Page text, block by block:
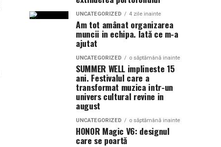
UNCATEGORIZED 4 zile inainte
Am tot amânat organizarea
muncii in echipa. Iată ce m-a
ajutat
UNCATEGORIZED o săptămână inainte
SUMMER WELL implineste 15
ani. Festivalul care a
transformat muzica intr-un
univers cultural revine in
august
UNCATEGORIZED o săptămână inainte
HONOR Magic V6: designul
care se poartă